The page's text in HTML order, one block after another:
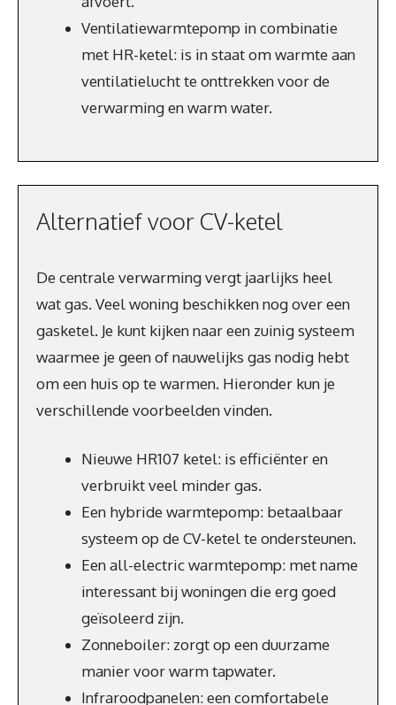
Ventilatiewarmtepomp in combinatie
met HR-ketel: is in staat om warmte aan
ventilatielucht te onttrekken voor de
verwarming en warm water.
Alternatief voor CV-ketel
De centrale verwarming vergt jaarlijks heel
wat gas. Veel woning beschikken nog over een
gasketel. Je kunt kijken naar een zuinig systeem
waarmee je geen of nauwelijks gas nodig hebt
om een huis op te warmen. Hieronder kun je
verschillende voorbeelden vinden.
Nieuwe HR107 ketel: is efficiënter en
verbruikt veel minder gas.
Een hybride warmtepomp: betaalbaar
systeem op de CV-ketel te ondersteunen.
Een all-electric warmtepomp: met name
interessant bij woningen die erg goed
geïsoleerd zijn.
Zonneboiler: zorgt op een duurzame
manier voor warm tapwater.
Infraroodpanelen: een comfortabele